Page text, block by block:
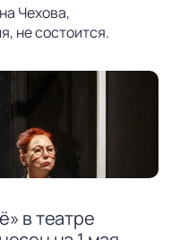
Чехова,
не состоится.
в театре